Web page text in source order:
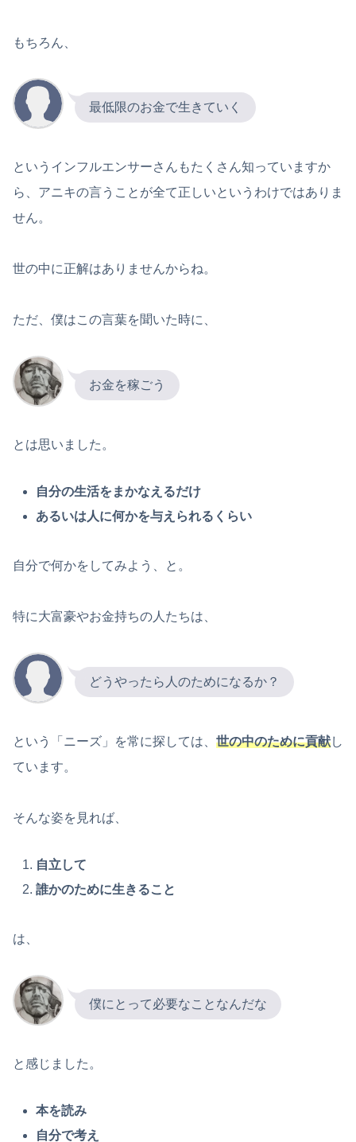
もちろん、
最低限のお金で生きていく
というインフルエンサーさんもたくさん知っていますか
ら、アニキの言うことが全て正しいというわけではありま
せん。
世の中に正解はありませんからね。
ただ、僕はこの言葉を聞いた時に、
お金を稼ごう
とは思いました。
自分の生活をまかなえるだけ
あるいは人に何かを与えられるくらい
自分で何かをしてみよう、と。
特に大富豪やお金持ちの人たちは、
どうやったら人のためになるか？
という「ニーズ」を常に探しては、 世の中のために貢献し
ています。
そんな姿を見れば、
自立して
誰かのために生きること
は、
僕にとって必要なことなんだな
と感じました。
本を読み
自分で考え